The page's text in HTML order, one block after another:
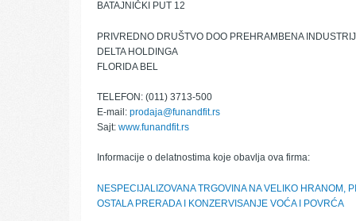
BATAJNIČKI PUT 12
PRIVREDNO DRUŠTVO DOO PREHRAMBENA
DELTA HOLDINGA
FLORIDA BEL
TELEFON: (011) 3713-500
E-mail: prodaja@funandfit.rs
Sajt: www.funandfit.rs
Informacije o delatnostima koje obavlja ova firma:
NESPECIJALIZOVANA TRGOVINA NA VELIKO HRANOM,
OSTALA PRERADA I KONZERVISANJE VOĆA I POVRĆA